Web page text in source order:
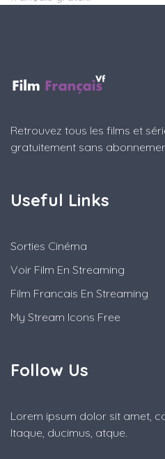
Retrouvez tous les films et
gratuitement sans
Useful Links
Sorties Cinéma
Voir Film En Streaming
Film Francais En Streaming
My Stream Icons Free
Follow Us
Lorem ipsum dolor sit amet,
Itaque, ducimus, atque.